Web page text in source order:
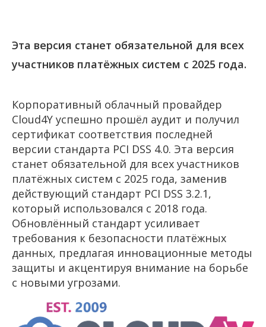
Эта версия станет обязательной для всех
участников платёжных систем с 2025 года.
Корпоративный облачный провайдер
Cloud4Y успешно прошёл аудит и получил
сертификат соответствия последней
версии стандарта PCI DSS 4.0. Эта версия
станет обязательной для всех участников
платёжных систем с 2025 года, заменив
действующий стандарт PCI DSS 3.2.1,
который использовался с 2018 года.
Обновлённый стандарт усиливает
требования к безопасности платёжных
данных, предлагая инновационные методы
защиты и акцентируя внимание на борьбе
с новыми угрозами.